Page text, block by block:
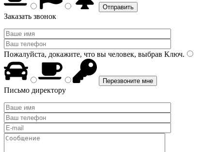
Заказать звонок
Пожалуйста, докажите, что вы человек, выбрав Ключ.
Письмо директору